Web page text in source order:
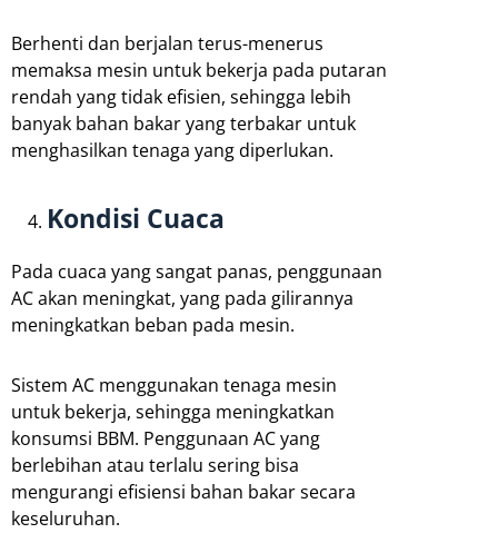
Berhenti dan berjalan terus-menerus
memaksa mesin untuk bekerja pada putaran
rendah yang tidak efisien, sehingga lebih
banyak bahan bakar yang terbakar untuk
menghasilkan tenaga yang diperlukan.
Kondisi Cuaca
Pada cuaca yang sangat panas, penggunaan
AC akan meningkat, yang pada gilirannya
meningkatkan beban pada mesin.
Sistem AC menggunakan tenaga mesin
untuk bekerja, sehingga meningkatkan
konsumsi BBM. Penggunaan AC yang
berlebihan atau terlalu sering bisa
mengurangi efisiensi bahan bakar secara
keseluruhan.